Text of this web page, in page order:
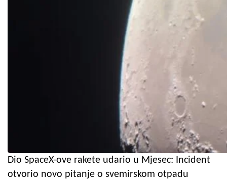
Dio SpaceX-ove rakete udario u Mjesec: Incident
otvorio novo pitanje o svemirskom otpadu